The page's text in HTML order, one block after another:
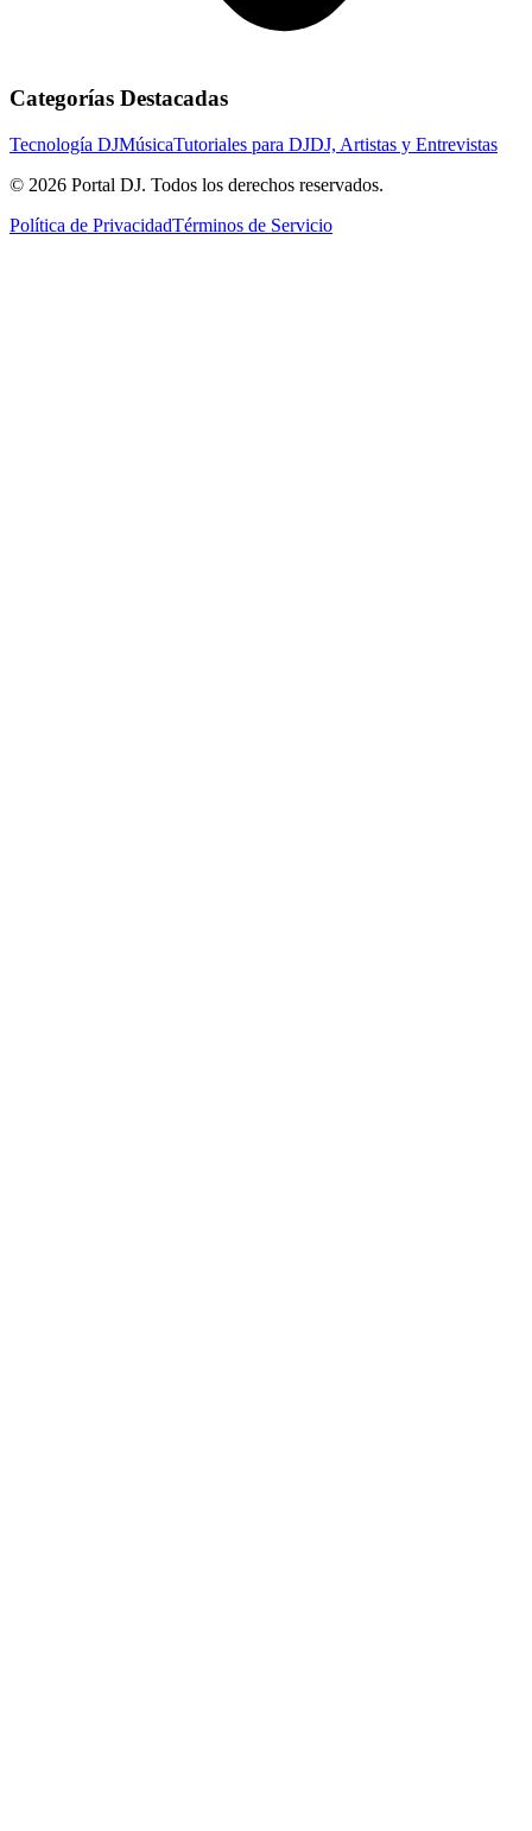
Categorías Destacadas
Tecnología DJMúsicaTutoriales para DJDJ, Artistas y Entrevistas
© 2026 Portal DJ. Todos los derechos reservados.
Política de PrivacidadTérminos de Servicio